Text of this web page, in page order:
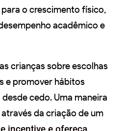
o crescimento físico,
acadêmico e
crianças sobre escolhas
e promover hábitos
cedo. Uma maneira
da criação de um
incentive e ofereça